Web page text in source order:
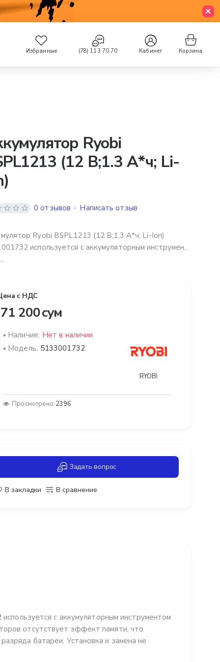
Избранные (78) 113 70 70 Кабинет Корзина
Ryobi
(12 В;1.3 А*ч; Li-
Ryobi BSPL1213 (12 В;1.3 А*ч; Li-Ion)
используется с аккумуляторным инструмен...
0 отзывов - Написать отзыв
с НДС
200 сум
Наличие: Нет в наличии
Модель: 5133001732
RYOBI
Просмотрено:2396
Задать вопрос
В закладки В сравнение
используется с аккумуляторным инструментом
отсутствует эффект памяти, что
батареи. Установка и замена не